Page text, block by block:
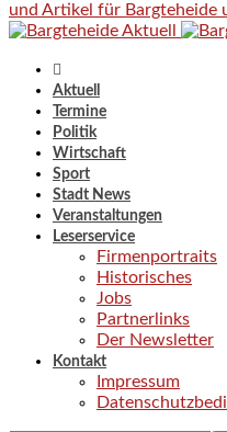
und Artikel für Bargteheide
Aktuell
Termine
Politik
Wirtschaft
Sport
Stadt News
Veranstaltungen
Leserservice
Firmenportraits
Historisches
Jobs
Partnerlinks
Der Newsletter
Kontakt
Impressum